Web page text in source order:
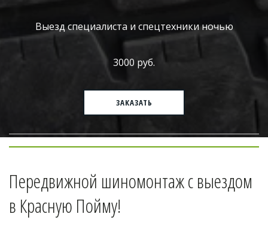
Выезд специалиста и спецтехники ночью
3000 руб.
ЗАКАЗАТЬ
Передвижной шиномонтаж с выездом
в Красную Пойму!